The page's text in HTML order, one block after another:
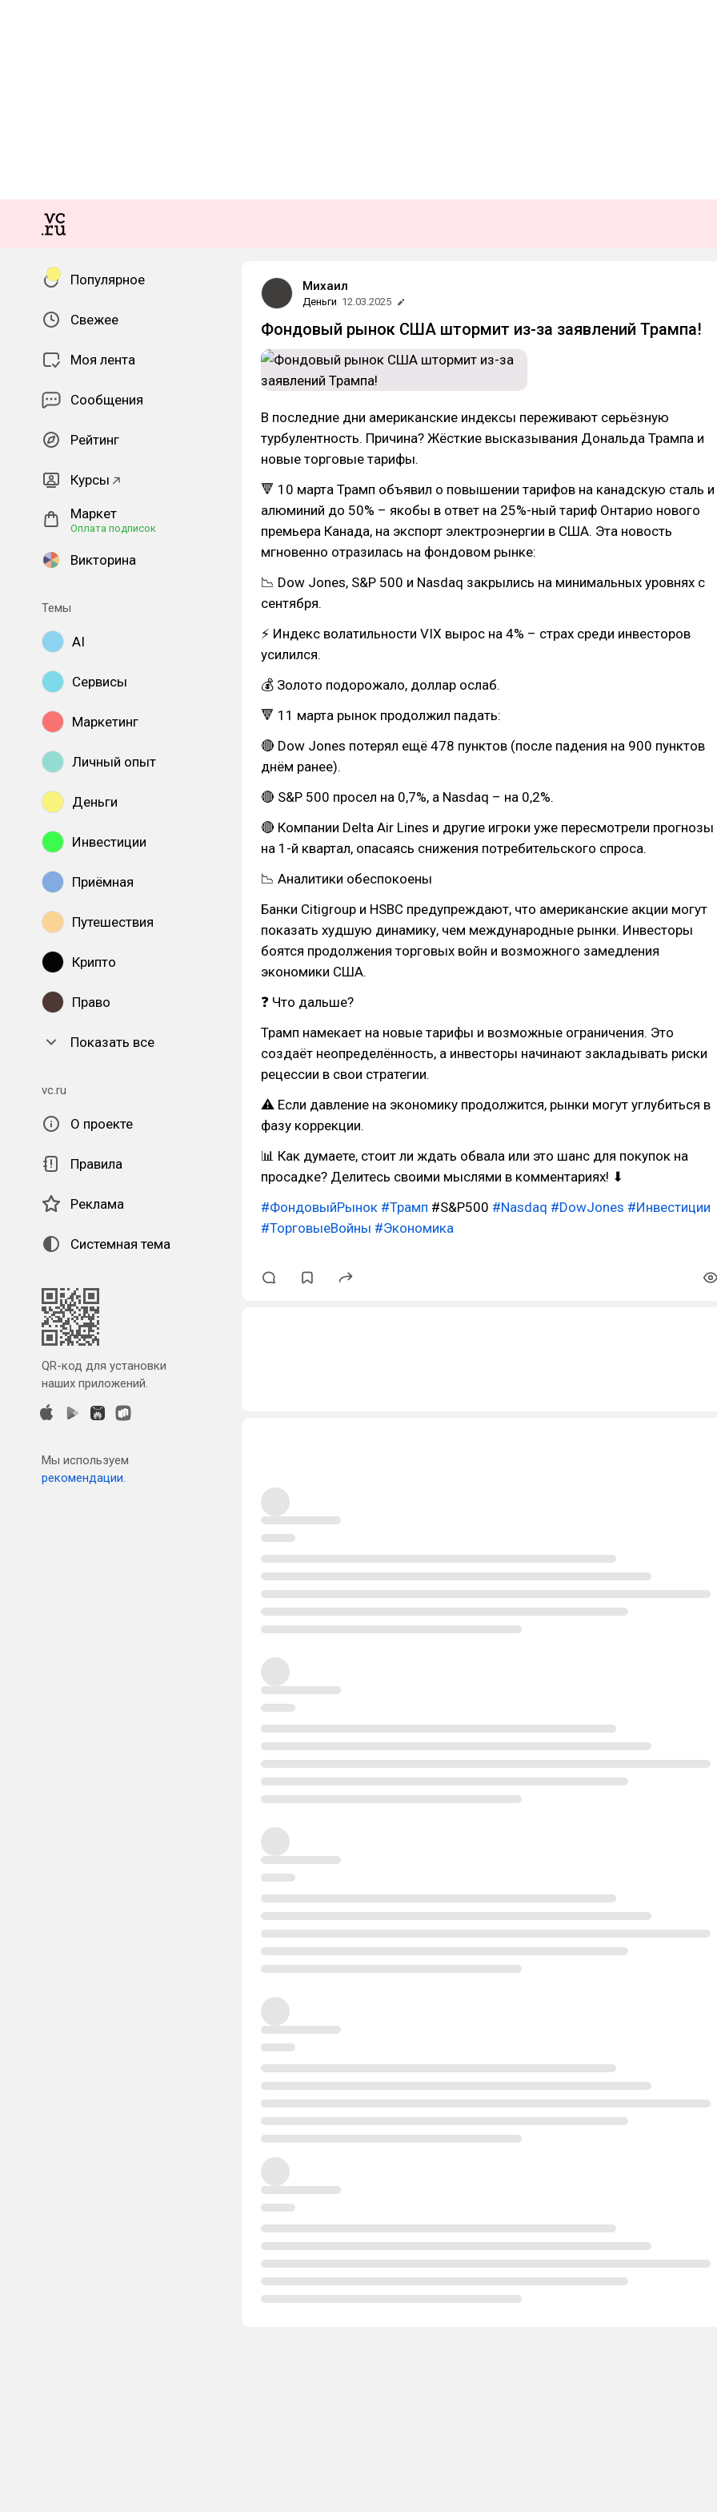
Популярное
Свежее
Моя лента
Сообщения
Рейтинг
Курсы
Маркет
Оплата подписок
Викторина
Темы
AI
Сервисы
Маркетинг
Личный опыт
Деньги
Инвестиции
Приёмная
Путешествия
Крипто
Право
Показать все
vc.ru
О проекте
Правила
Реклама
Системная тема
QR-код для установки
наших приложений.
Мы используем
рекомендации.
Михаил
Деньги 12.03.2025
Фондовый рынок США штормит из-за заявлений Трампа!
В последние дни американские индексы переживают серьёзную
турбулентность. Причина? Жёсткие высказывания Дональда Трампа и
новые торговые тарифы.
🔻 10 марта Трамп объявил о повышении тарифов на канадскую сталь и
алюминий до 50% – якобы в ответ на 25%-ный тариф Онтарио нового
премьера Канада, на экспорт электроэнергии в США. Эта новость
мгновенно отразилась на фондовом рынке:
📉 Dow Jones, S&P 500 и Nasdaq закрылись на минимальных уровнях с
сентября.
⚡ Индекс волатильности VIX вырос на 4% – страх среди инвесторов
усилился.
💰 Золото подорожало, доллар ослаб.
🔻 11 марта рынок продолжил падать:
🔴 Dow Jones потерял ещё 478 пунктов (после падения на 900 пунктов
днём ранее).
🔴 S&P 500 просел на 0,7%, а Nasdaq – на 0,2%.
🔴 Компании Delta Air Lines и другие игроки уже пересмотрели прогнозы
на 1-й квартал, опасаясь снижения потребительского спроса.
📉 Аналитики обеспокоены
Банки Citigroup и HSBC предупреждают, что американские акции могут
показать худшую динамику, чем международные рынки. Инвесторы
боятся продолжения торговых войн и возможного замедления
экономики США.
❓ Что дальше?
Трамп намекает на новые тарифы и возможные ограничения. Это
создаёт неопределённость, а инвесторы начинают закладывать риски
рецессии в свои стратегии.
⚠ Если давление на экономику продолжится, рынки могут углубиться в
фазу коррекции.
📊 Как думаете, стоит ли ждать обвала или это шанс для покупок на
просадке? Делитесь своими мыслями в комментариях! ⬇
#ФондовыйРынок #Трамп #S&P500 #Nasdaq #DowJones #Инвестиции
#ТорговыеВойны #Экономика